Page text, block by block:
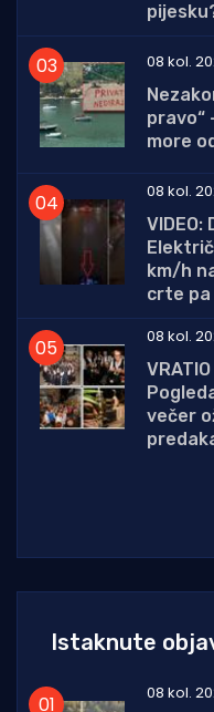
08 kol.
pravo“
more
08 kol.
VIDEO:
km/h
crte pa
08 kol.
večer
Istaknute
08 kol.